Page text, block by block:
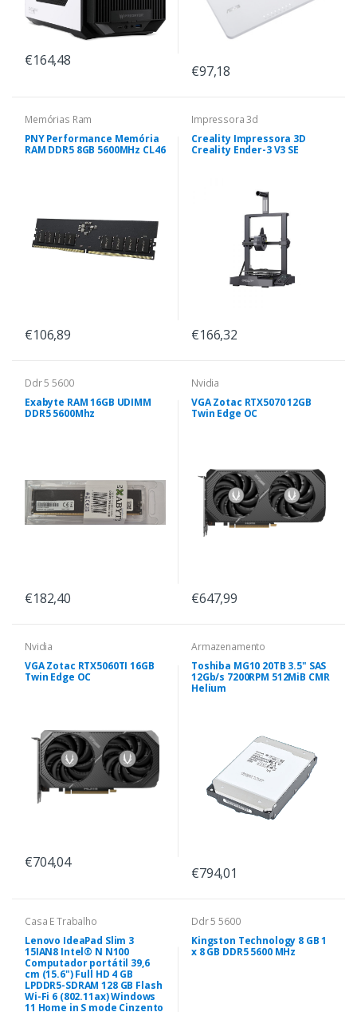
€164,48
€97,18
Memórias Ram
PNY Performance Memória
RAM DDR5 8GB 5600MHz CL46
€106,89
Impressora 3d
Creality Impressora 3D
Creality Ender-3 V3 SE
€166,32
Ddr 5 5600
Exabyte RAM 16GB UDIMM
DDR5 5600Mhz
€182,40
Nvidia
VGA Zotac RTX5070 12GB
Twin Edge OC
€647,99
Nvidia
VGA Zotac RTX5060TI 16GB
Twin Edge OC
€704,04
Armazenamento
Toshiba MG10 20TB 3.5" SAS
12Gb/s 7200RPM 512MiB CMR
Helium
€794,01
Casa E Trabalho
Lenovo IdeaPad Slim 3
15IAN8 Intel® N N100
Computador portátil 39,6
cm (15.6") Full HD 4 GB
LPDDR5-SDRAM 128 GB Flash
Wi-Fi 6 (802.11ax) Windows
11 Home in S mode Cinzento
Ddr 5 5600
Kingston Technology 8 GB 1
x 8 GB DDR5 5600 MHz